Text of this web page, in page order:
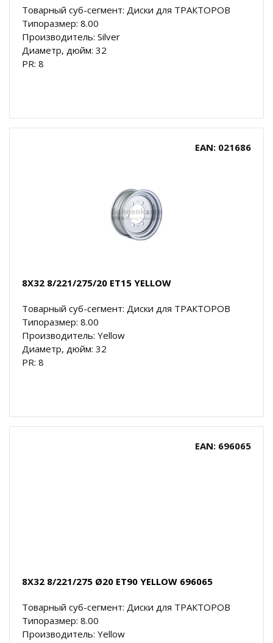
Товарный суб-сегмент: Диски для ТРАКТОРОВ
Типоразмер: 8.00
Производитель: Silver
Диаметр, дюйм: 32
PR: 8
EAN: 021686
8X32 8/221/275/20 ET15 YELLOW
Товарный суб-сегмент: Диски для ТРАКТОРОВ
Типоразмер: 8.00
Производитель: Yellow
Диаметр, дюйм: 32
PR: 8
EAN: 696065
8X32 8/221/275 Ø20 ET90 YELLOW 696065
Товарный суб-сегмент: Диски для ТРАКТОРОВ
Типоразмер: 8.00
Производитель: Yellow